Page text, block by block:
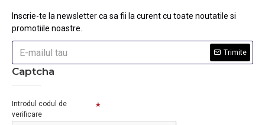
Inscrie-te la newsletter ca sa fii la curent cu toate noutatile si
promotiile noastre.
Trimite
Captcha
Introdul codul de
verificare